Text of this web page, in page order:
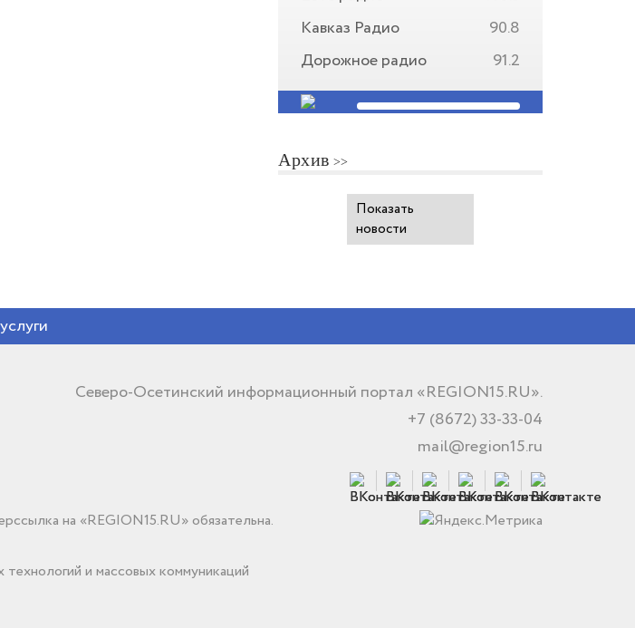
Кавказ Радио
90.8
Дорожное радио
91.2
Архив
Показать
новости
Северо-Осетинский информационный портал «REGION15.RU».
+7 (8672) 33-33-04
mail@region15.ru
на «REGION15.RU» обязательна.
и массовых коммуникаций